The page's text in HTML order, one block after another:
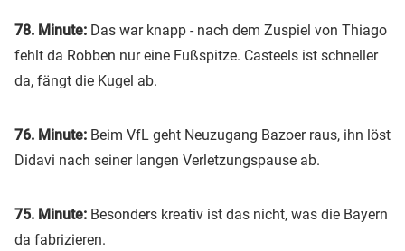
78. Minute: Das war knapp - nach dem Zuspiel von Thiago
fehlt da Robben nur eine Fußspitze. Casteels ist schneller
da, fängt die Kugel ab.
76. Minute: Beim VfL geht Neuzugang Bazoer raus, ihn löst
Didavi nach seiner langen Verletzungspause ab.
75. Minute: Besonders kreativ ist das nicht, was die Bayern
da fabrizieren.